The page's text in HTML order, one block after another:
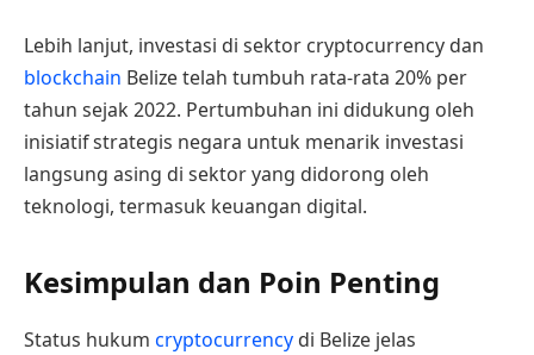
Lebih lanjut, investasi di sektor cryptocurrency dan
blockchain Belize telah tumbuh rata-rata 20% per
tahun sejak 2022. Pertumbuhan ini didukung oleh
inisiatif strategis negara untuk menarik investasi
langsung asing di sektor yang didorong oleh
teknologi, termasuk keuangan digital.
Kesimpulan dan Poin Penting
Status hukum cryptocurrency di Belize jelas